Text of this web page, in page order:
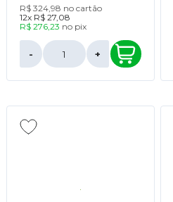
R$ 324,98 no cartão
12x R$ 27,08
R$ 276,23 no pix
- +